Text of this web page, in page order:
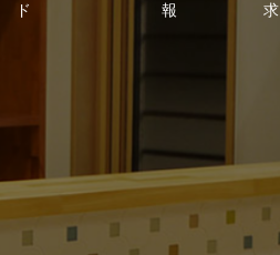
ド 報 求